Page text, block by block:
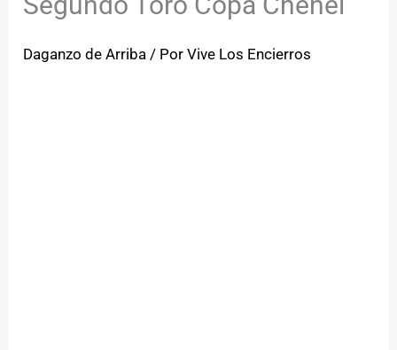
Daganzo de Arriba / PorVive Los Encierros